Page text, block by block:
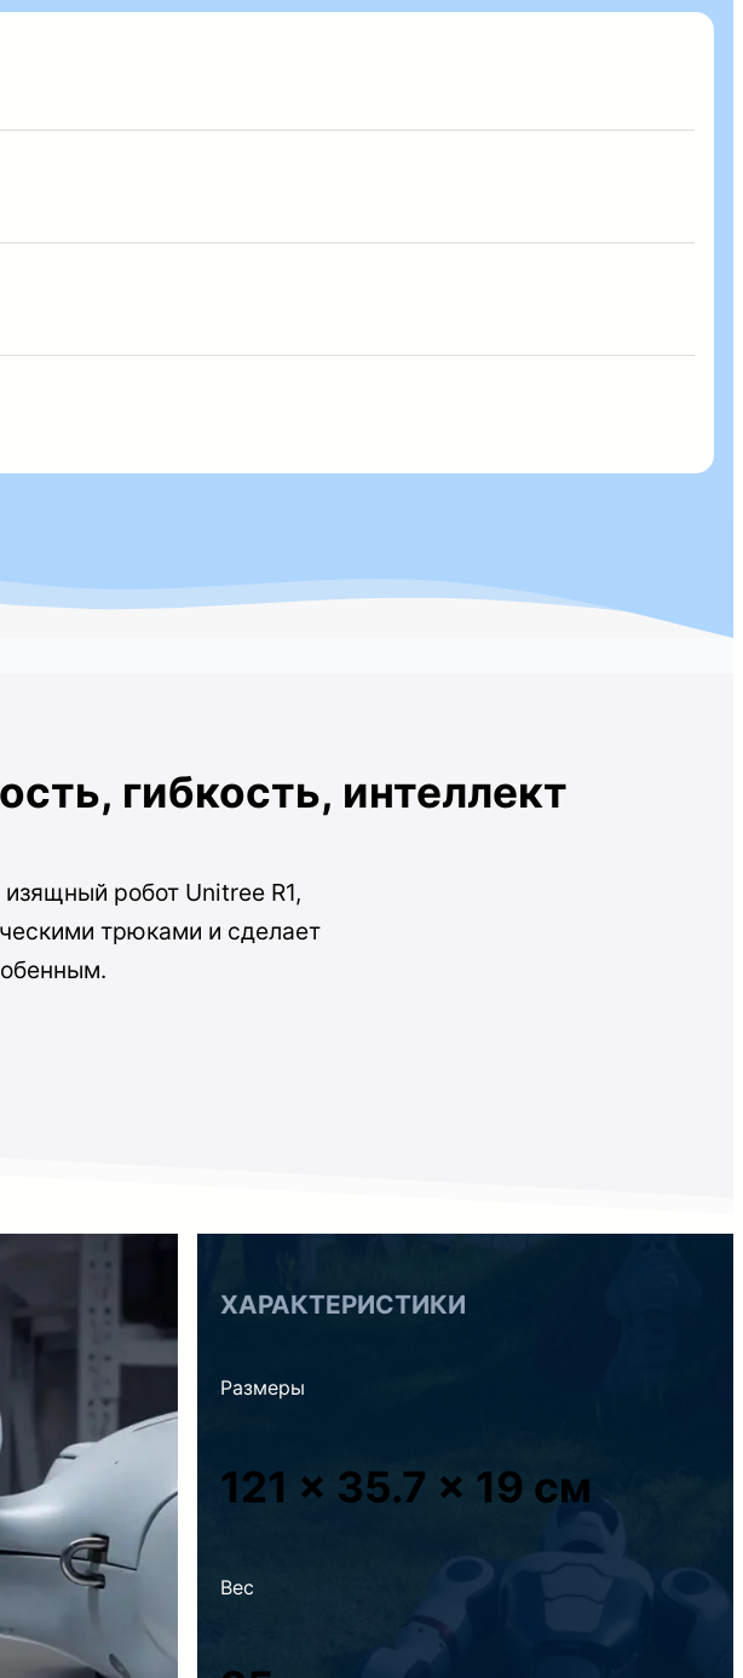
гибкость, интеллект
робот Unitree R1,
трюками и сделает
ХАРАКТЕРИСТИКИ
Размеры
121 x 35.7 x 19 см
Вес